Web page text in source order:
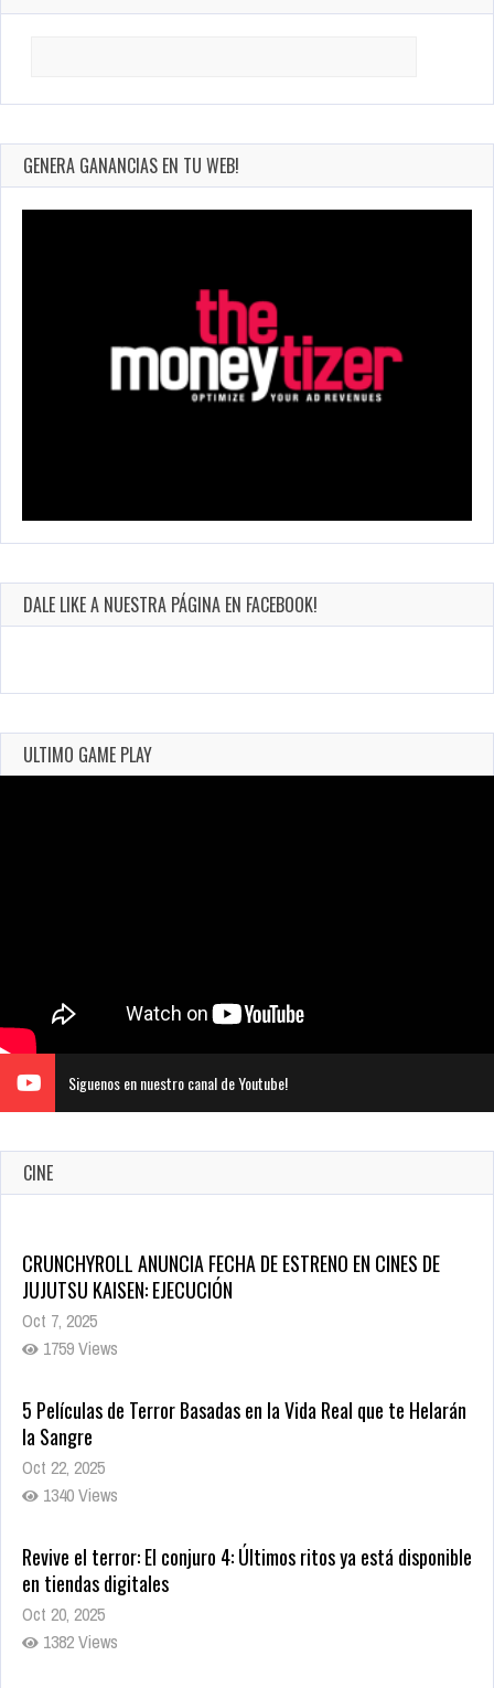
GENERA GANANCIAS EN TU WEB!
DALE LIKE A NUESTRA PÁGINA EN FACEBOOK!
ULTIMO GAME PLAY
Siguenos en nuestro canal de Youtube!
CINE
CRUNCHYROLL ANUNCIA FECHA DE ESTRENO EN CINES DE
JUJUTSU KAISEN: EJECUCIÓN
Oct 7, 2025
1759 Views
5 Películas de Terror Basadas en la Vida Real que te Helarán
la Sangre
Oct 22, 2025
1340 Views
Revive el terror: El conjuro 4: Últimos ritos ya está disponible
en tiendas digitales
Oct 20, 2025
1382 Views